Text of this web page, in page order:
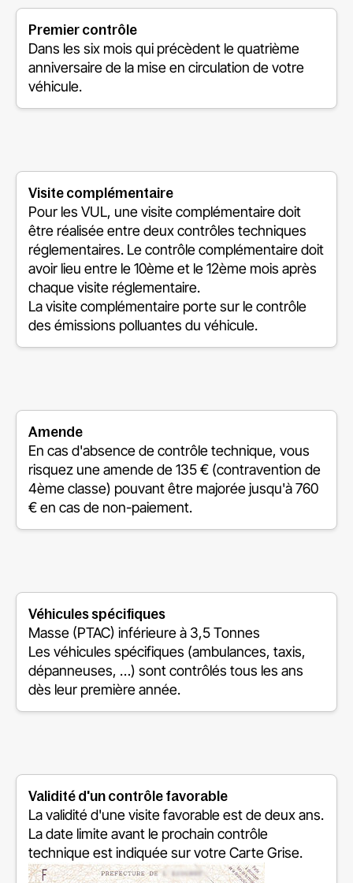
Premier contrôle
Dans les six mois qui précèdent le quatrième
anniversaire de la mise en circulation de votre
véhicule.
Visite complémentaire
Pour les VUL, une visite complémentaire doit
être réalisée entre deux contrôles techniques
réglementaires. Le contrôle complémentaire doit
avoir lieu entre le 10ème et le 12ème mois après
chaque visite réglementaire.
La visite complémentaire porte sur le contrôle
des émissions polluantes du véhicule.
Amende
En cas d'absence de contrôle technique, vous
risquez une amende de 135 € (contravention de
4ème classe) pouvant être majorée jusqu'à 760
€ en cas de non-paiement.
Véhicules spécifiques
Masse (PTAC) inférieure à 3,5 Tonnes
Les véhicules spécifiques (ambulances, taxis,
dépanneuses, …) sont contrôlés tous les ans
dès leur première année.
Validité d'un contrôle favorable
La validité d'une visite favorable est de deux ans.
La date limite avant le prochain contrôle
technique est indiquée sur votre Carte Grise.